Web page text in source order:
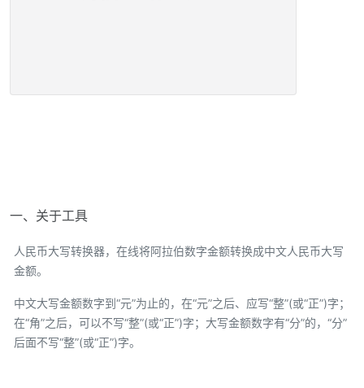
一、关于工具
人民币大写转换器，在线将阿拉伯数字金额转换成中文人民币大写
金额。
中文大写金额数字到“元”为止的，在“元”之后、应写“整”(或“正”)字；
在“角”之后，可以不写“整”(或“正”)字；大写金额数字有“分”的，“分”
后面不写“整”(或“正”)字。